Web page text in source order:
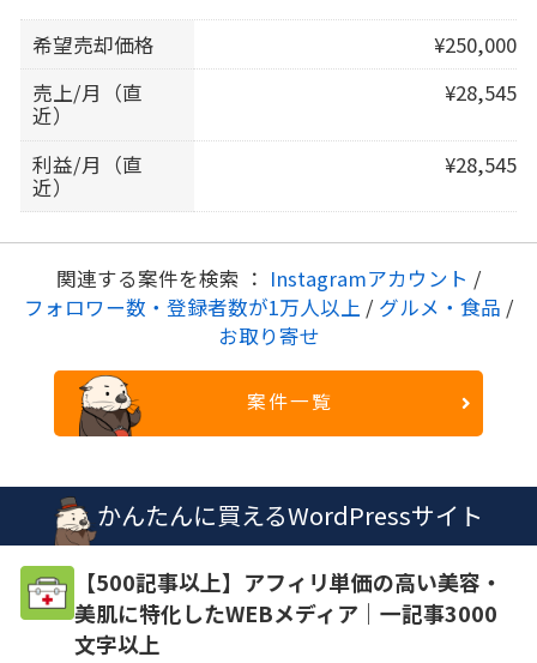
希望売却価格
¥250,000
売上/月（直
近）
¥28,545
利益/月（直
近）
¥28,545
関連する案件を検索 ： Instagramアカウント /
フォロワー数・登録者数が1万人以上 / グルメ・食品 /
お取り寄せ
案件一覧
かんたんに買えるWordPressサイト
【500記事以上】アフィリ単価の高い美容・
美肌に特化したWEBメディア｜一記事3000
文字以上